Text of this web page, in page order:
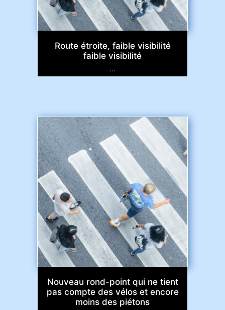
Route étroite, faible visibilité
faible visibilité
...
Nouveau rond-point qui ne tient
pas compte des vélos et encore
moins des piétons